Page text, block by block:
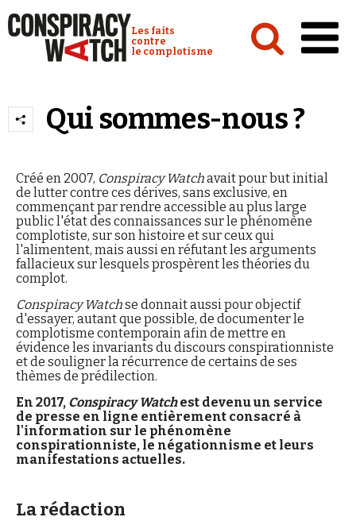
Conspiracy Watch :
Les faits
contre
le complotisme
Analyses
Vidéos
Émissions
Revues de presse
Newsletter
Faire un don
Demander à Vera
Se connecter
Qui sommes-nous ?
Créé en 2007, Conspiracy Watchavait pour but initial
de lutter contre ces dérives, sans exclusive, en
commençant par rendre accessible au plus large
public l'état des connaissances sur le phénomène
complotiste, sur son histoire et sur ceux qui
l'alimentent, mais aussi en réfutant les arguments
fallacieux sur lesquels prospèrent les théories du
complot.
Conspiracy Watchse donnait aussi pour objectif
d'essayer, autant que possible, de documenter le
complotisme contemporain afin de mettre en
évidence les invariants du discours conspirationniste
et de souligner la récurrence de certains de ses
thèmes de prédilection.
En 2017, Conspiracy Watchest devenu un service
de presse en ligne entièrement consacré à
l'information sur le phénomène
conspirationniste, le négationnisme et leurs
manifestations actuelles.
La rédaction